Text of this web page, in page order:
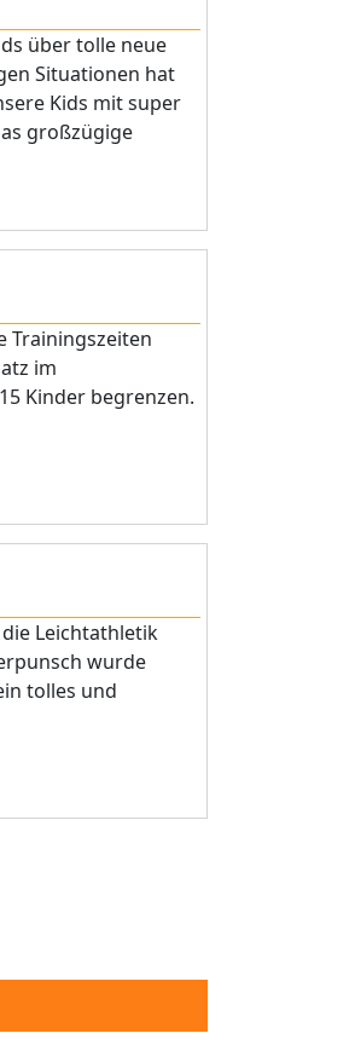
über tolle neue
Situationen hat
Kids mit super
großzügige
Trainingszeiten
im
Kinder begrenzen.
Leichtathletik
wurde
tolles und